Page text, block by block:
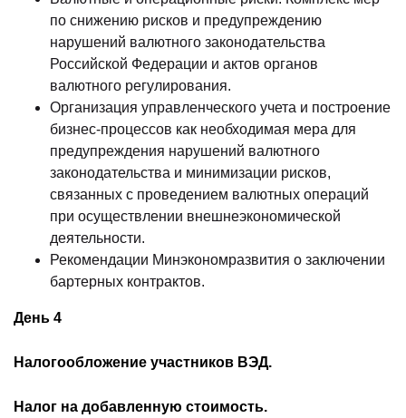
по снижению рисков и предупреждению
нарушений валютного законодательства
Российской Федерации и актов органов
валютного регулирования.
Организация управленческого учета и построение
бизнес-процессов как необходимая мера для
предупреждения нарушений валютного
законодательства и минимизации рисков,
связанных с проведением валютных операций
при осуществлении внешнеэкономической
деятельности.
Рекомендации Минэкономразвития о заключении
бартерных контрактов.
День 4
Налогообложение участников ВЭД.
Налог на добавленную стоимость.